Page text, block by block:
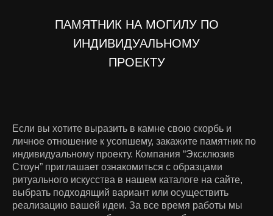
ПАМЯТНИК НА МОГИЛУ ПО
ИНДИВИДУАЛЬНОМУ
ПРОЕКТУ
Если вы хотите выразить в камне свою скорбь и
личное отношение к усопшему, закажите памятник по
индивидуальному проекту. Компания “Эксклюзив
Стоун” приглашает ознакомиться с образцами
ритуального искусства в нашем каталоге на сайте,
выбрать подходящий вариант или осуществить
реализацию вашей идеи. За все время работы мы